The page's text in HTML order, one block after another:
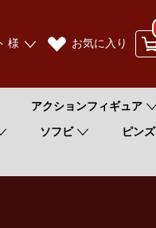
様 お気に入り
アクションフィギュア
ソフビ
ピンズ